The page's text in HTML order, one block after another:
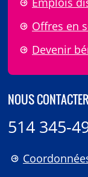
Offres en
Devenir
NOUS CONTACTER
514 345-